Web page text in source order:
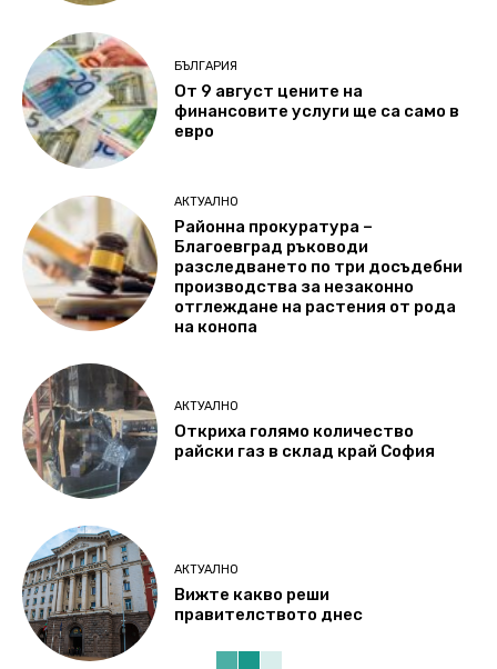
БЪЛГАРИЯ
От 9 август цените на
финансовите услуги ще са само в
евро
АКТУАЛНО
Районна прокуратура –
Благоевград ръководи
разследването по три досъдебни
производства за незаконно
отглеждане на растения от рода
на конопа
АКТУАЛНО
Откриха голямо количество
райски газ в склад край София
АКТУАЛНО
Вижте какво реши
правителството днес